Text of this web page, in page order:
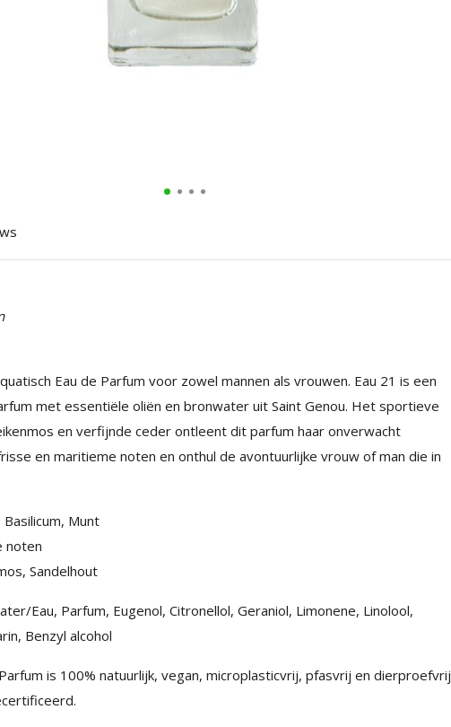
Eau de Parfum voor zowel mannen als vrouwen. Eau 21 is een
met essentiële oliën en bronwater uit Saint Genou. Het sportieve
en verfijnde ceder ontleent dit parfum haar onverwacht
en maritieme noten en onthul de avontuurlijke vrouw of man die in
Munt
noten
Sandelhout
Eau, Parfum, Eugenol, Citronellol, Geraniol, Limonene, Linolool,
Benzyl alcohol
is 100% natuurlijk, vegan, microplasticvrij, pfasvrij en dierproefvrij